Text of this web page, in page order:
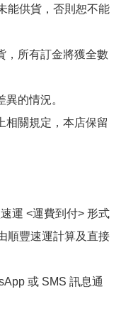
能供貨，否則恕不能
，所有訂金將獲全數
的情況。
相關規定，本店保留
運 <運費到付> 形式
順豐速運計算及直接
或 SMS 訊息通